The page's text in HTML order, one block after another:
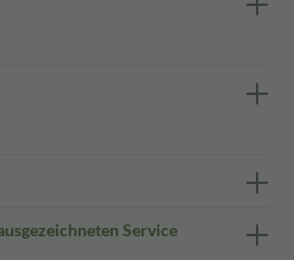
Service